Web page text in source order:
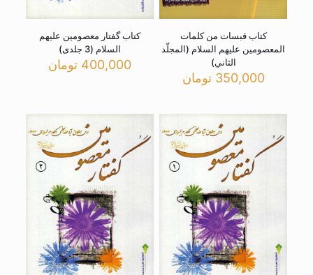
کتاب قبسات من کلمات
المعصومین علیهم السلام (المجلّد
الثاني)
350,000 تومان
کتاب گفتار معصومین علیهم
السلام (3 جلدی)
400,000 تومان